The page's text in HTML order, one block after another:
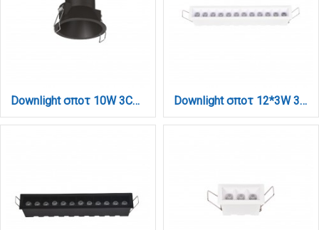
Downlight σποτ 10W 3CCT σε μαύρη απόχρωση (X00250B) Downlight σποτ 12*3W 3CCT σε λευκή απόχρωση (X00210W)